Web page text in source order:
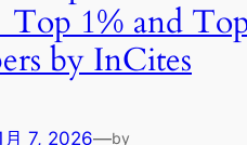
Top 1% and
by InCites
月 7, 2026—by